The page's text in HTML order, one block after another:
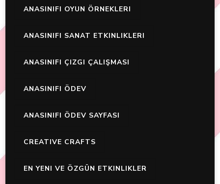
ANASINIFI OYUN ÖRNEKLERI
ANASINIFI SANAT ETKINLIKLERI
ANASINIFI ÇIZGI ÇALIŞMASI
ANASINIFI ÖDEV
ANASINIFI ÖDEV SAYFASI
CREATIVE CRAFTS
EN YENI VE ÖZGÜN ETKINLIKLER